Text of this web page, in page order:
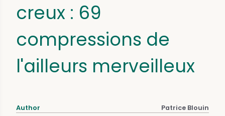
creux : 69
compressions de
l'ailleurs merveilleux
Author Patrice Blouin